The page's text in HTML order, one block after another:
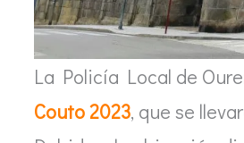
La Policía Local de
Couto 2023, que se